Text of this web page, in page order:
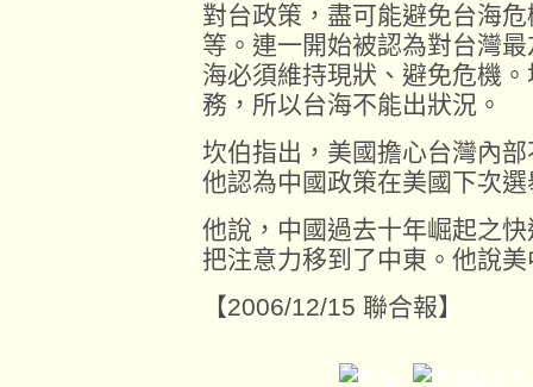
對台政策，盡可能避免台海
等。連一開始被認為對台灣
海必須維持現狀、避免危機
務，所以台海不能出狀況。
坎伯指出，美國擔心台灣內
他認為中國政策在美國下次
他說，中國過去十年崛起之
把注意力移到了中東。他說
【2006/12/15 聯合報】